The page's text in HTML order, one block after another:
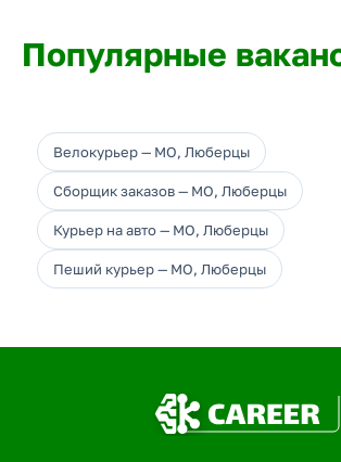
Популярные
Велокурьер — МО, Люберцы
Сборщик заказов — МО, Люберцы
Курьер на авто — МО, Люберцы
Пеший курьер — МО, Люберцы